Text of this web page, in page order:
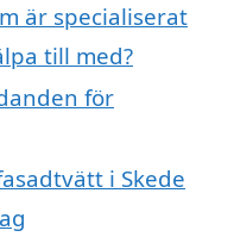
är specialiserat
till med?
för
i Skede